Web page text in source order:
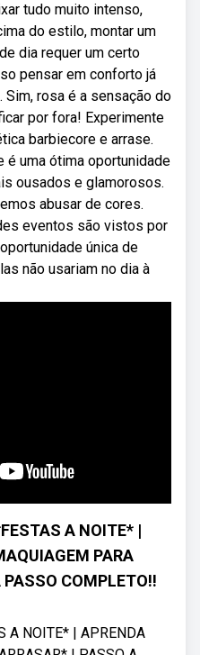
tudo muito intenso,
do estilo, montar um
dia requer um certo
pensar em conforto já
rosa é a sensação do
por fora! Experimente
barbiecore e arrase.
é uma ótima oportunidade
ousados e glamorosos.
abusar de cores.
eventos são vistos por
única de
não usariam no dia à
A NOITE* |
PARA
COMPLETO!!
A NOITE* | APRENDA